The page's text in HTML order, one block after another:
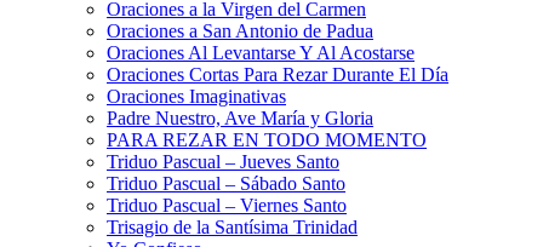
Oraciones a la Virgen del Carmen
Oraciones a San Antonio de Padua
Oraciones Al Levantarse Y Al Acostarse
Oraciones Cortas Para Rezar Durante El Día
Oraciones Imaginativas
Padre Nuestro, Ave María y Gloria
PARA REZAR EN TODO MOMENTO
Triduo Pascual – Jueves Santo
Triduo Pascual – Sábado Santo
Triduo Pascual – Viernes Santo
Trisagio de la Santísima Trinidad